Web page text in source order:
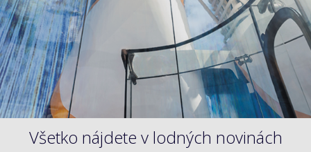
Všetko nájdete v lodných novinách